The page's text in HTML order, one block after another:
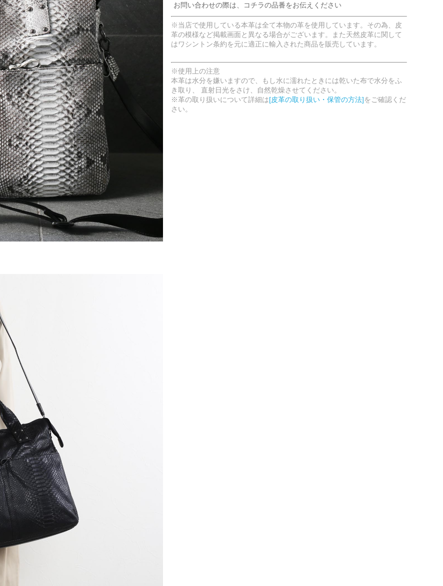
お問い合わせの際は、コチラの品番をお伝えください
※当店で使用している本革は全て本物の革を使用しています。その為、皮
革の模様など掲載画面と異なる場合がございます。また天然皮革に関して
はワシントン条約を元に適正に輸入された商品を販売しています。
※使用上の注意
本革は水分を嫌いますので、もし水に濡れたときには乾いた布で水分をふ
き取り、 直射日光をさけ、自然乾燥させてください。
※革の取り扱いについて詳細は[皮革の取り扱い・保管の方法]をご確認くだ
さい。